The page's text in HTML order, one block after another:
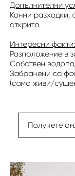
Допълнителни
Конни
открито.
Интересни факти:
Разположение в
Собствен
Забранени са
(само живи/
Получете